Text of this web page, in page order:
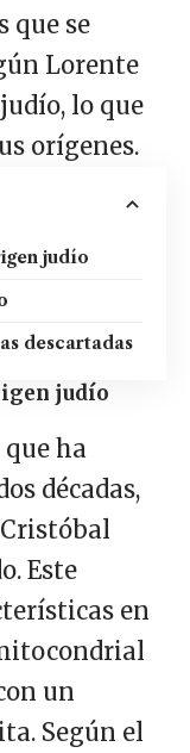
que se
Lorente
lo que
orígenes.
judío
descartadas
judío
ha
décadas,
Este
en
un
Según el